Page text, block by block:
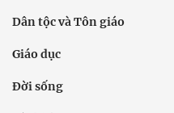
Dân tộc và Tôn giáo
Giáo dục
Đời sống